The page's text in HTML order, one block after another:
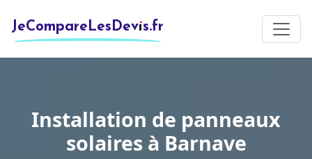
JeCompareLesDevis.fr
Installation de panneaux
solaires à Barnave